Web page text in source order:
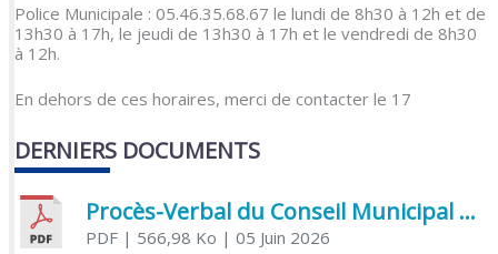
Police Municipale : 05.46.35.68.67 le lundi de 8h30 à 12h et de
13h30 à 17h, le jeudi de 13h30 à 17h et le vendredi de 8h30
à 12h.
En dehors de ces horaires, merci de contacter le 17
DERNIERS DOCUMENTS
Procès-Verbal du Conseil Municipal du 5 juin 2026
PDF| 566,98 Ko | 05 Juin 2026